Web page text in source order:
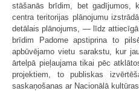
stāšanās brīdim, bet gadījumos,
centra teritorijas plānojumu
detālais plānojums, — līdz
brīdim Padome apstiprina to
apbūvējamo vietu sarakstu, kur
ārtelpā pieļaujama tikai pēc
projektiem, to publiskas
saskaņošanas ar Nacionālā